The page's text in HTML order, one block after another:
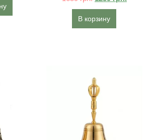
В корзину